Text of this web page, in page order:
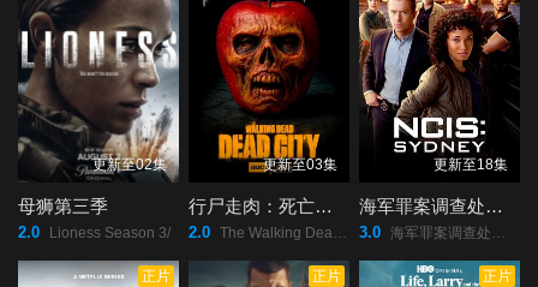
更新至02集
母狮第三季
2.0 Lioness Season 3/
更新至03集
行尸走肉：死亡之城第三季
2.0 The Walking Dead: Dead City Season 3/
更新至18集
海军罪案调查处：悉尼第三季
3.0 海军罪案调查处：悉尼/第三季/NCIS:/Sydney/Season/32025/海军罪案调查处：悉尼/第三季/NCIS:/Sydney/Season/3/
正片 正片 正片